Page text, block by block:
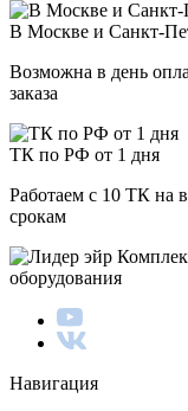
В Москве и Санкт-
Возможна в день
заказа
ТК по РФ от 1 дня
Работаем с 10 ТК на
срокам
оборудования
Навигация